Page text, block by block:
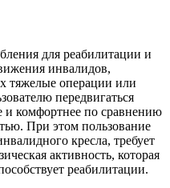
для реабилитации и
инвалидов,
тяжелые операции или
передвигаться
и комфортнее по сравнению
При этом пользование
кресла, требует
активность, которая
реабилитации.